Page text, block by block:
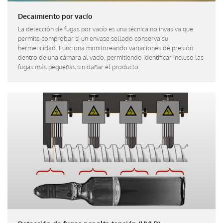
Decaimiento por vacío
La detección de fugas por vacío es una técnica no invasiva que
permite comprobar si un envase sellado conserva su
hermeticidad. Funciona monitoreando variaciones de presión
dentro de una cámara al vacío, permitiendo identificar incluso las
fugas más pequeñas sin dañar el producto.